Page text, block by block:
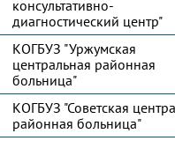
консультативно-
диагностический центр"
КОГБУЗ "Уржумская
центральная районная
больница"
КОГБУЗ "Советская
районная больница"